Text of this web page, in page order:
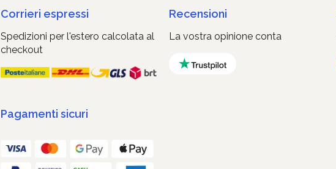
Corrieri espressi
Spedizioni per l'estero calcolata al
checkout
Recensioni
La vostra opinione conta
Pagamenti sicuri